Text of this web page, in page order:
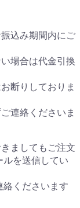
込み期間内にご
場合は代金引換
断りしておりま
連絡くださいま
ましてもご注文
を送信してい
絡くださいます